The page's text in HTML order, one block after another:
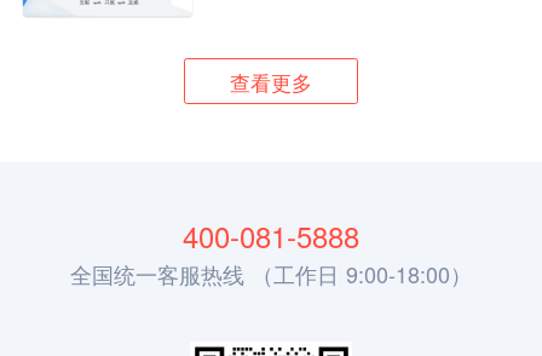
查看更多
400-081-5888
全国统一客服热线 （工作日 9:00-18:00）